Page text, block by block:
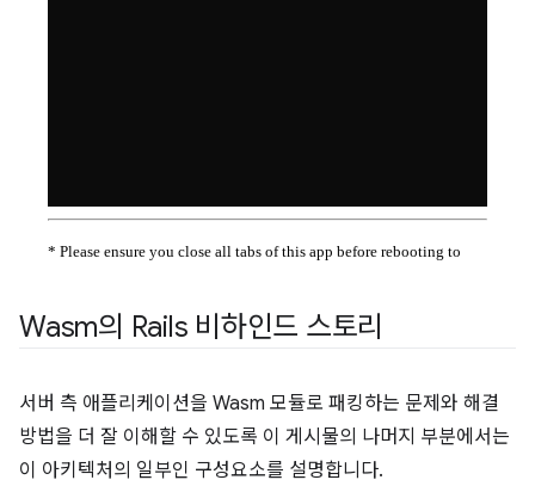
Wasm의 Rails 비하인드 스토리
서버 측 애플리케이션을 Wasm 모듈로 패킹하는 문제와 해결
방법을 더 잘 이해할 수 있도록 이 게시물의 나머지 부분에서는
이 아키텍처의 일부인 구성요소를 설명합니다.